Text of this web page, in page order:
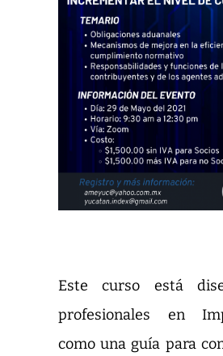
Este curso está
profesionales en
como una guía para